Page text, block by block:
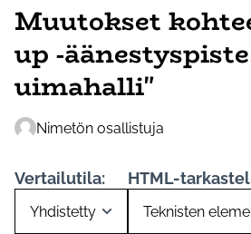
Muutokset
up -
uimahalli"
Nimetön osallistuja
Vertailutila: HTML-